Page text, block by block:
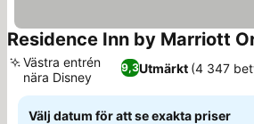
Residence Inn by Marriott
9,3Utmärkt (4 347
Västra entrén
nära Disney
Välj datum för att se exakta priser